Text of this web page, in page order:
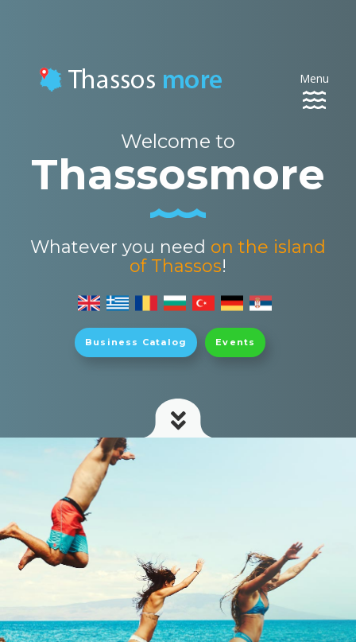
Menu
Toggle
Welcome to
Thassosmore
Whatever you need on the island
of Thassos!
Business Catalog Events